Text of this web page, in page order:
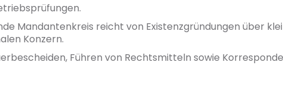
Mandantenkreis reicht von Existenzgründungen über
Konzern.
Führen von Rechtsmitteln sowie